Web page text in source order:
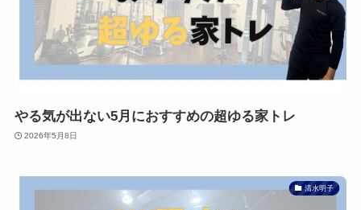
やる気が出ない5月におすすめの超ゆる家トレ
2026年5月8日
清水明子